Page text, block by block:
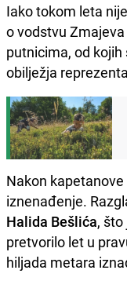
Iako tokom leta
o vodstvu
putnicima, od
obilježja
Nakon
iznenađenje.
Halida Bešlića,
pretvorilo let u
hiljada metara